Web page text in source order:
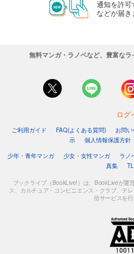
通知を許可
などが届き
無料マンガ・ラノベなど、豊富な
ログ
ご利用ガイド FAQ(よくある質問) お問
示
個人情報保護方針
少年・青年マンガ
少女・女性マンガ ラノ
真集
TL
ブックライブ（BookLive!）は、BookLiveが運
ス、カルチュア・コンビニエンス・クラブ、テ
信サービスを行